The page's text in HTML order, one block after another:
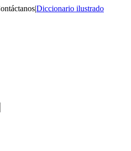
|Diccionario ilustrado